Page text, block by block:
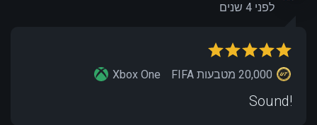
לפני 4 שנים
Xbox One
Sound!